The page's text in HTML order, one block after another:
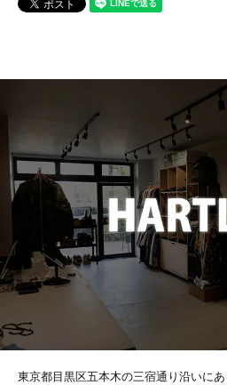
CHRISTOPHER BROWN
CHURCHILL GLOVE
CONCHON QUINETTE
Cotton Expressions
東京都目黒区五本木の三宿通り沿いに